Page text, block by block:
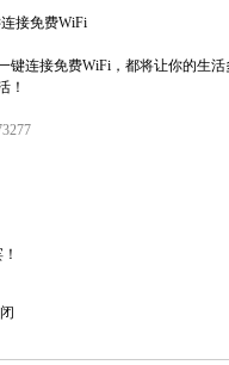
接免费WiFi
键连接免费WiFi ，都将让你的生活
！